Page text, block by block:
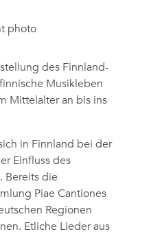
des Finnland-
Musikleben
Mittelalter an bis ins
in Finnland bei der
Einfluss des
Bereits die
Piae Cantiones
Regionen
Etliche Lieder aus